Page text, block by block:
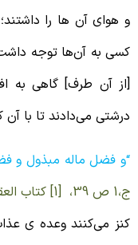
هوای آن ها را داشتند؛
به آن‌ها توجه داشت
آن طرف] گاهی به
می‌دادند تا با آن
و فضل ماله مبذول و
العقل و الجهل.
می‌کنند وعده ی عذاب